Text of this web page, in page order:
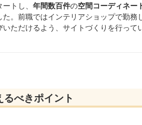
トし、 年間数百件の空間コーディネー
た。前職ではインテリアショップで勤務
いただけるよう、サイトづくりを行って
べきポイント